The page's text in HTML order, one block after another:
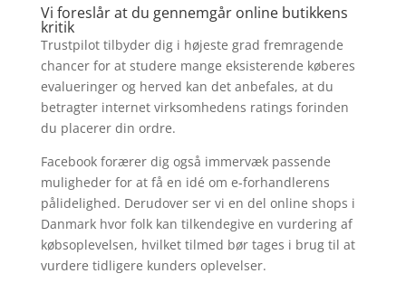
Vi foreslår at du gennemgår online butikkens
kritik
Trustpilot tilbyder dig i højeste grad fremragende
chancer for at studere mange eksisterende køberes
evalueringer og herved kan det anbefales, at du
betragter internet virksomhedens ratings forinden
du placerer din ordre.
Facebook forærer dig også immervæk passende
muligheder for at få en idé om e-forhandlerens
pålidelighed. Derudover ser vi en del online shops i
Danmark hvor folk kan tilkendegive en vurdering af
købsoplevelsen, hvilket tilmed bør tages i brug til at
vurdere tidligere kunders oplevelser.